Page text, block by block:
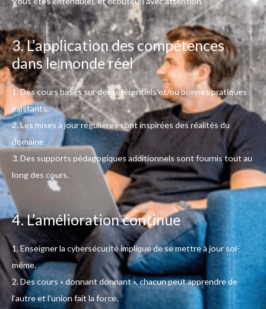
3. L’application des compétences
dans le monde réel
1. Des cours basés sur des référentiels et/ou bonnes pratiques
existants.
2. Les mises à jour régulières sont inspirées des réalités du
domaine.
3. Des supports pédagogiques additionnels sont fournis tout au
long des cours.
4. L’amélioration continue
1. Enseigner la cybersécurité implique de se mettre à jour soi-
même.
2. Des cours « donnant donnant », chacun peut apprendre de
l’autre et l’union fait la force.